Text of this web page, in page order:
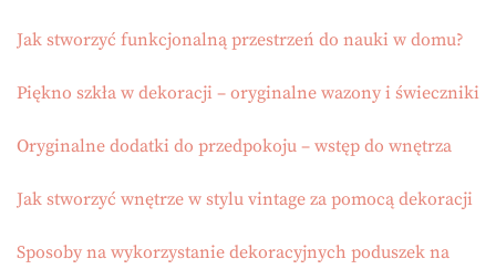
Jak stworzyć funkcjonalną przestrzeń do nauki w domu?
Piękno szkła w dekoracji – oryginalne wazony i świeczniki
Oryginalne dodatki do przedpokoju – wstęp do wnętrza
Jak stworzyć wnętrze w stylu vintage za pomocą dekoracji
Sposoby na wykorzystanie dekoracyjnych poduszek na